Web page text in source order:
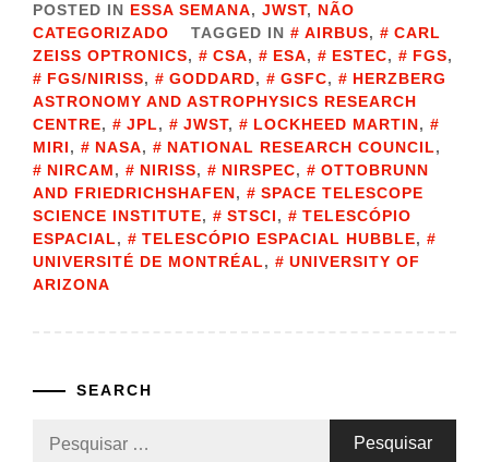
POSTED IN ESSA SEMANA, JWST, NÃO
CATEGORIZADO
TAGGED IN AIRBUS,
CARL
ZEISS OPTRONICS, CSA, ESA, ESTEC, FGS,
FGS/NIRISS, GODDARD, GSFC,
HERZBERG
ASTRONOMY AND ASTROPHYSICS RESEARCH
CENTRE, JPL, JWST, LOCKHEED MARTIN,
MIRI, NASA, NATIONAL RESEARCH COUNCIL,
NIRCAM, NIRISS, NIRSPEC,
OTTOBRUNN
AND FRIEDRICHSHAFEN,
SPACE TELESCOPE
SCIENCE INSTITUTE, STSCI,
TELESCÓPIO
ESPACIAL, TELESCÓPIO ESPACIAL HUBBLE,
UNIVERSITÉ DE MONTRÉAL,
UNIVERSITY OF
ARIZONA
SEARCH